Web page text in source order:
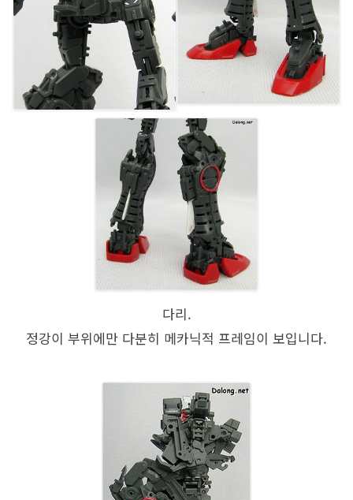
다리.
정강이 부위에만 다분히 메카닉적 프레임이 보입니다.